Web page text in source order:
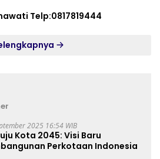
Telp:0817819444
2025 16:54 WIB
Kota 2045: Visi Baru
Perkotaan Indonesia